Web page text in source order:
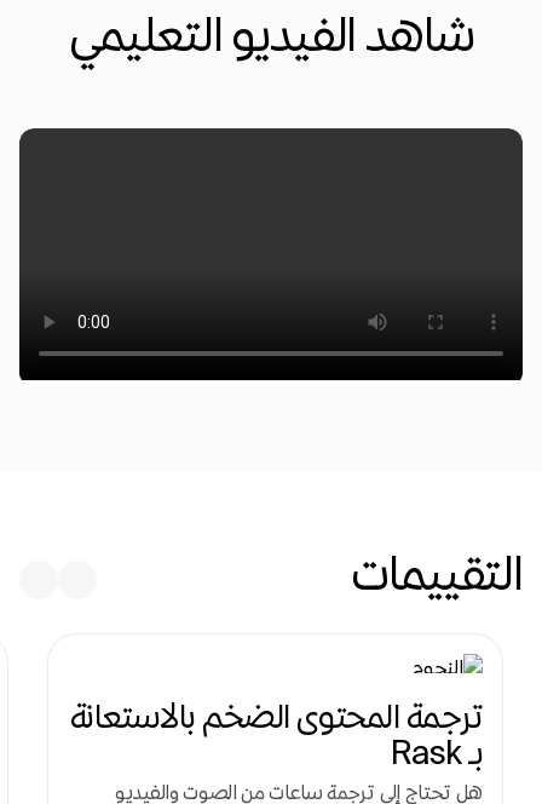
شاهد الفيديو التعليمي
التقييمات
ترجمة المحتوى الضخم بالاستعانة
بـ Rask
هل تحتاج إلى ترجمة ساعات من الصوت والفيديو